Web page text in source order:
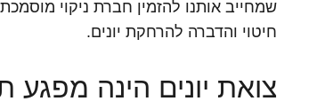
שמחייב אותנו להזמין חברת ניקוי
חיטוי והדברה להרחקת יונים.
צואת יונים הינה מפגע